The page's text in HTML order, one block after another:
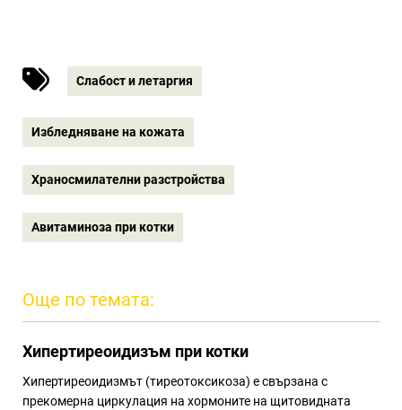
Слабост и летаргия
Избледняване на кожата
Храносмилателни разстройства
Авитаминоза при котки
Още по темата:
Хипертиреоидизъм при котки
Хипертиреоидизмът (тиреотоксикоза) е свързана с
прекомерна циркулация на хормоните на щитовидната